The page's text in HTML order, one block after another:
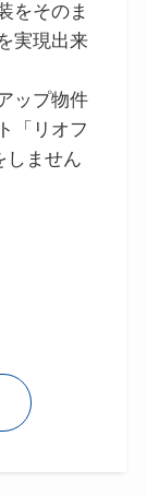
をそのま
実現出来
ップ物件
「リオフ
しません